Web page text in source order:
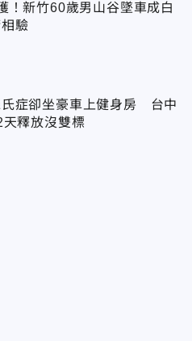
！新竹60歲男山谷墜車成白
驗
氏症卻坐豪車上健身房 台中
釋放沒雙標